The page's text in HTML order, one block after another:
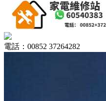
電話：00852 37264282